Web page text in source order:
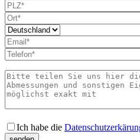
Ich habe die